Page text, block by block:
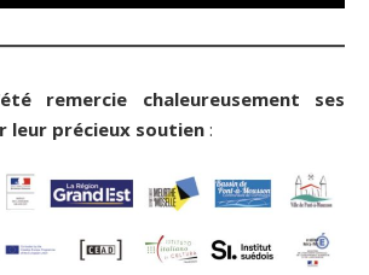
remercie chaleureusement ses
leur précieux soutien :